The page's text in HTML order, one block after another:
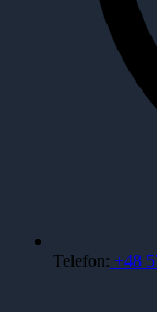
Telefon: +48